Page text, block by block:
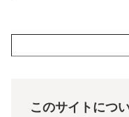
このサイトにつ